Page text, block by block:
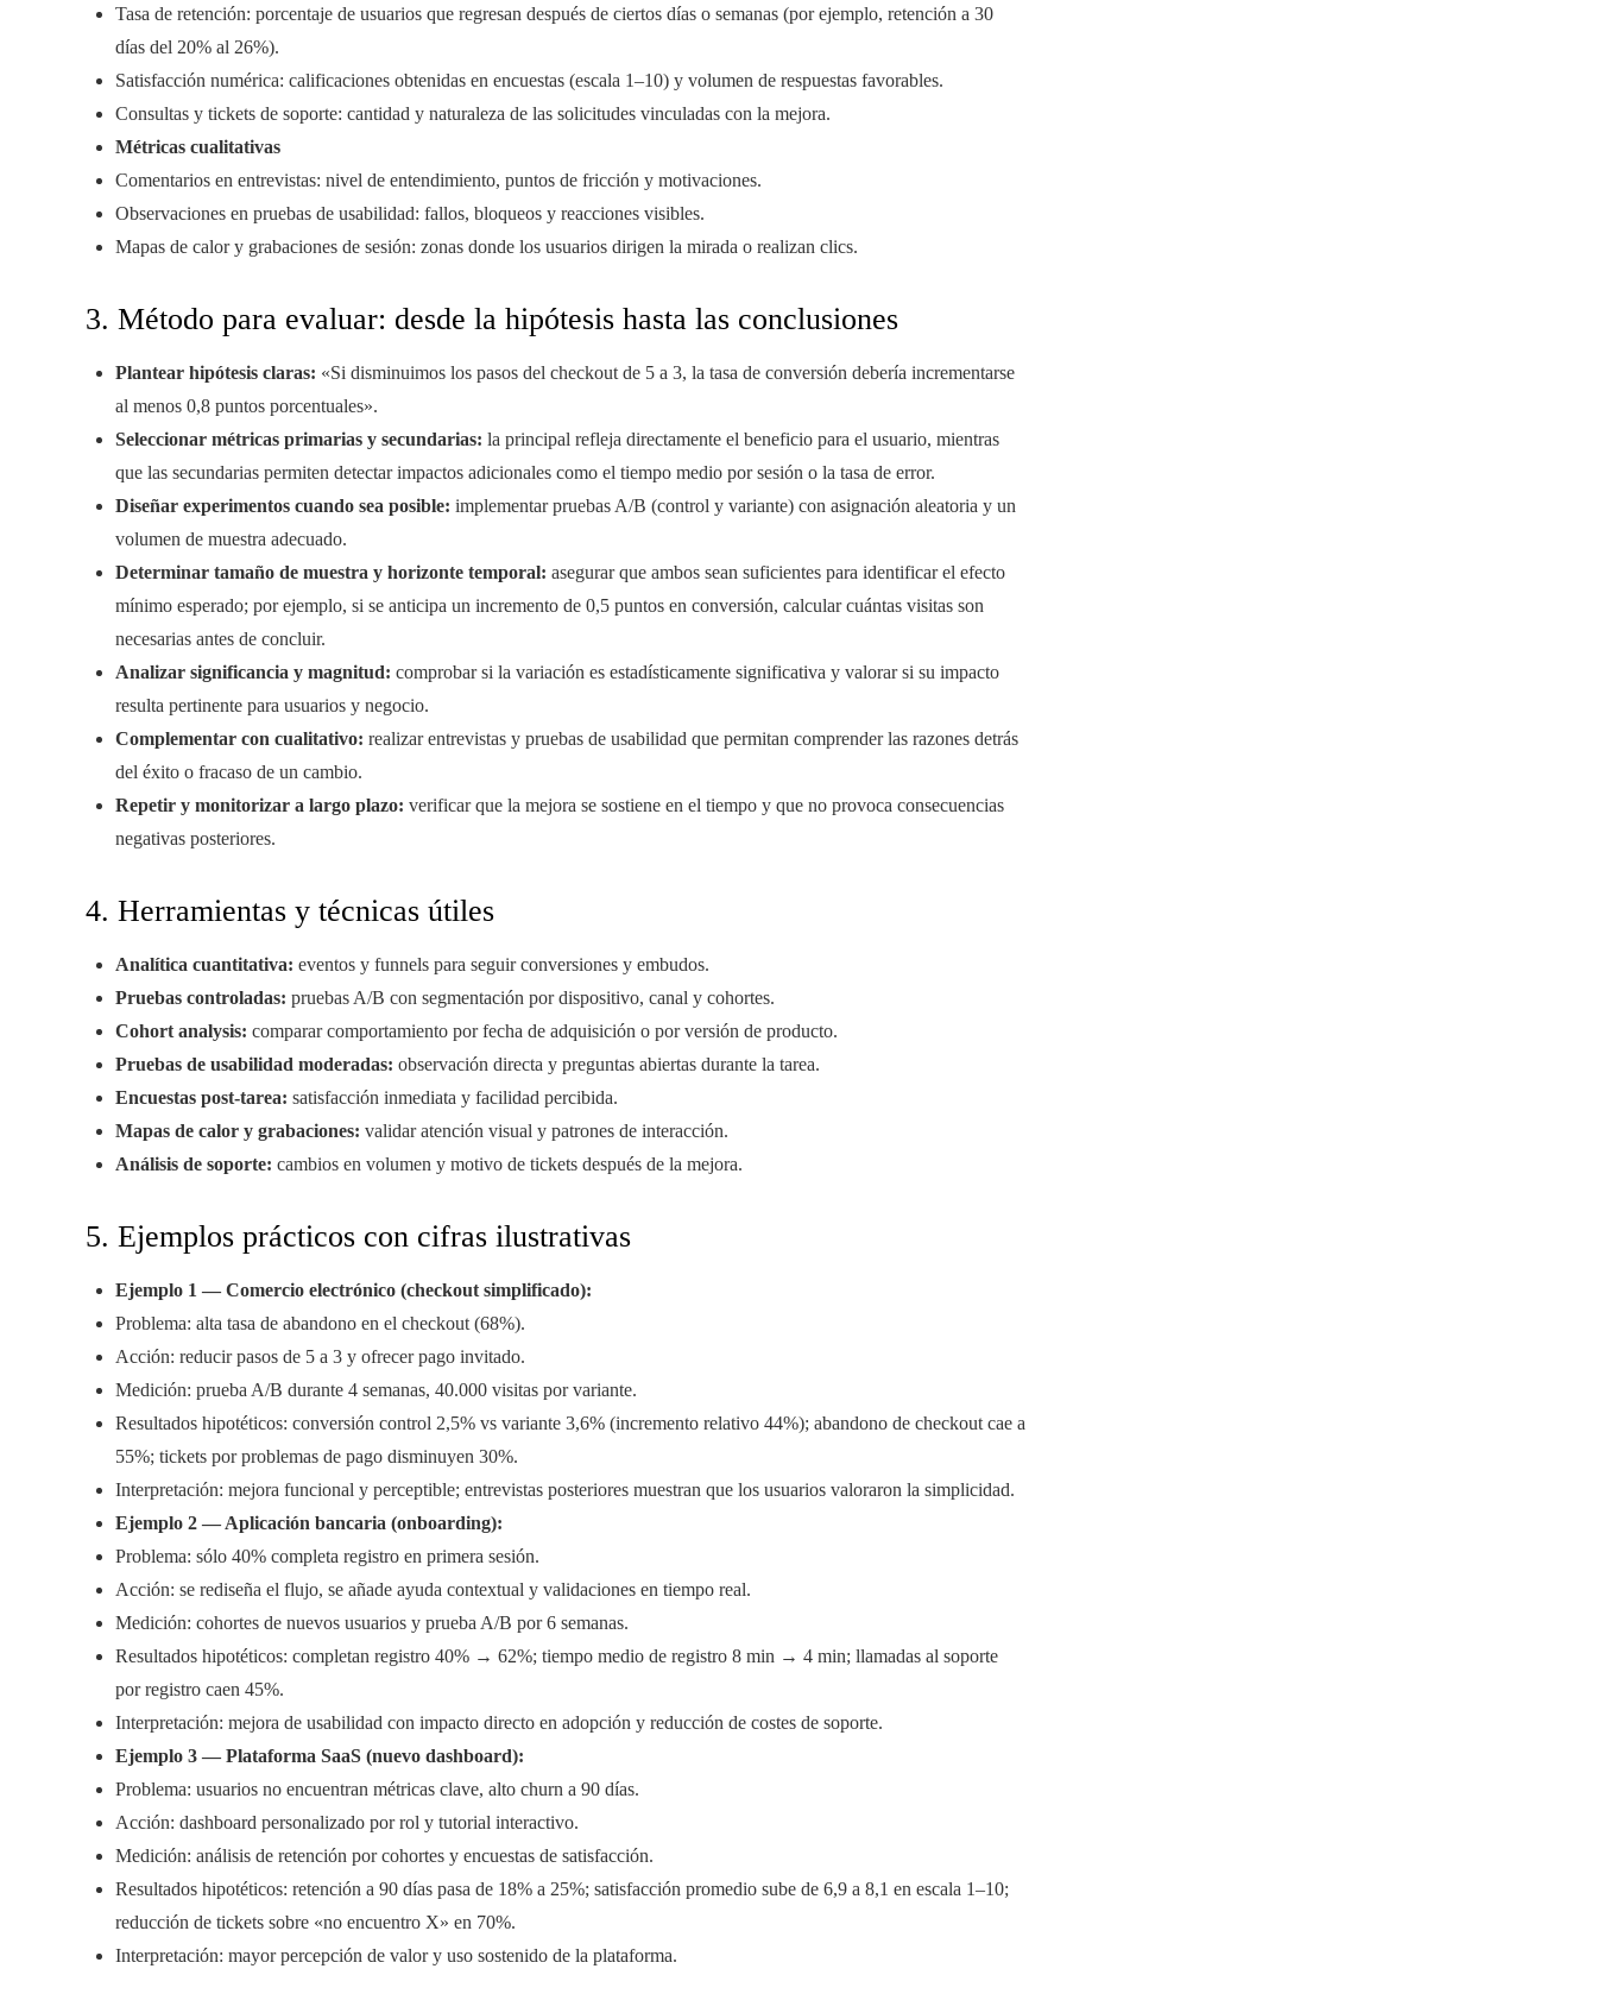
Tasa de retención: porcentaje de usuarios que regresan después de ciertos días o semanas (por ejemplo, retención a 30
días del 20% al 26%).
Satisfacción numérica: calificaciones obtenidas en encuestas (escala 1–10) y volumen de respuestas favorables.
Consultas y tickets de soporte: cantidad y naturaleza de las solicitudes vinculadas con la mejora.
Métricas cualitativas
Comentarios en entrevistas: nivel de entendimiento, puntos de fricción y motivaciones.
Observaciones en pruebas de usabilidad: fallos, bloqueos y reacciones visibles.
Mapas de calor y grabaciones de sesión: zonas donde los usuarios dirigen la mirada o realizan clics.
3. Método para evaluar: desde la hipótesis hasta las conclusiones
Plantear hipótesis claras: «Si disminuimos los pasos del checkout de 5 a 3, la tasa de conversión debería incrementarse
al menos 0,8 puntos porcentuales».
Seleccionar métricas primarias y secundarias: la principal refleja directamente el beneficio para el usuario, mientras
que las secundarias permiten detectar impactos adicionales como el tiempo medio por sesión o la tasa de error.
Diseñar experimentos cuando sea posible: implementar pruebas A/B (control y variante) con asignación aleatoria y un
volumen de muestra adecuado.
Determinar tamaño de muestra y horizonte temporal: asegurar que ambos sean suficientes para identificar el efecto
mínimo esperado; por ejemplo, si se anticipa un incremento de 0,5 puntos en conversión, calcular cuántas visitas son
necesarias antes de concluir.
Analizar significancia y magnitud: comprobar si la variación es estadísticamente significativa y valorar si su impacto
resulta pertinente para usuarios y negocio.
Complementar con cualitativo: realizar entrevistas y pruebas de usabilidad que permitan comprender las razones detrás
del éxito o fracaso de un cambio.
Repetir y monitorizar a largo plazo: verificar que la mejora se sostiene en el tiempo y que no provoca consecuencias
negativas posteriores.
4. Herramientas y técnicas útiles
Analítica cuantitativa: eventos y funnels para seguir conversiones y embudos.
Pruebas controladas: pruebas A/B con segmentación por dispositivo, canal y cohortes.
Cohort analysis: comparar comportamiento por fecha de adquisición o por versión de producto.
Pruebas de usabilidad moderadas: observación directa y preguntas abiertas durante la tarea.
Encuestas post-tarea: satisfacción inmediata y facilidad percibida.
Mapas de calor y grabaciones: validar atención visual y patrones de interacción.
Análisis de soporte: cambios en volumen y motivo de tickets después de la mejora.
5. Ejemplos prácticos con cifras ilustrativas
Ejemplo 1 — Comercio electrónico (checkout simplificado):
Problema: alta tasa de abandono en el checkout (68%).
Acción: reducir pasos de 5 a 3 y ofrecer pago invitado.
Medición: prueba A/B durante 4 semanas, 40.000 visitas por variante.
Resultados hipotéticos: conversión control 2,5% vs variante 3,6% (incremento relativo 44%); abandono de checkout cae a
55%; tickets por problemas de pago disminuyen 30%.
Interpretación: mejora funcional y perceptible; entrevistas posteriores muestran que los usuarios valoraron la simplicidad.
Ejemplo 2 — Aplicación bancaria (onboarding):
Problema: sólo 40% completa registro en primera sesión.
Acción: se rediseña el flujo, se añade ayuda contextual y validaciones en tiempo real.
Medición: cohortes de nuevos usuarios y prueba A/B por 6 semanas.
Resultados hipotéticos: completan registro 40% → 62%; tiempo medio de registro 8 min → 4 min; llamadas al soporte
por registro caen 45%.
Interpretación: mejora de usabilidad con impacto directo en adopción y reducción de costes de soporte.
Ejemplo 3 — Plataforma SaaS (nuevo dashboard):
Problema: usuarios no encuentran métricas clave, alto churn a 90 días.
Acción: dashboard personalizado por rol y tutorial interactivo.
Medición: análisis de retención por cohortes y encuestas de satisfacción.
Resultados hipotéticos: retención a 90 días pasa de 18% a 25%; satisfacción promedio sube de 6,9 a 8,1 en escala 1–10;
reducción de tickets sobre «no encuentro X» en 70%.
Interpretación: mayor percepción de valor y uso sostenido de la plataforma.